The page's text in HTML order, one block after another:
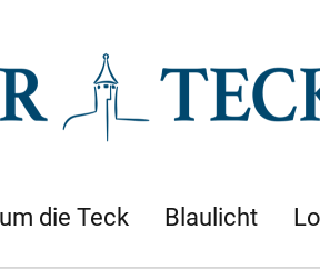
die Teck Blaulicht